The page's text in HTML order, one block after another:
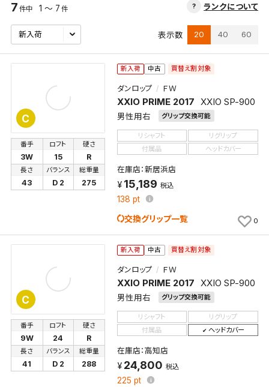
ランクについて
7 件中 1 ～ 7 件
表示数 20 40 60
C
新入荷 中古 買替え割対象
ダンロップ ＦＷ
XXIO PRIME 2017 XXIO SP-900
男性用右 グリップ交換可能
番手
3W
ロフト
15
硬さ
R
長さ
43
バランス
D 2
総重量
275
リシャフト
リグリップ
付属品
ヘッドカバー
在庫店：新居浜店
15,189 税込
138 pt
交換グリップ一覧 0
C
新入荷 中古 買替え割対象
ダンロップ ＦＷ
XXIO PRIME 2017 XXIO SP-900
男性用右 グリップ交換可能
番手
9W
ロフト
24
硬さ
R
長さ
41
バランス
D 2
総重量
288
リシャフト
リグリップ
付属品
ヘッドカバー
在庫店：高知店
24,800 税込
225 pt